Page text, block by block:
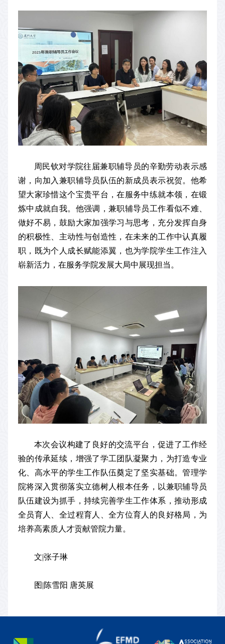
周民钦对学院往届兼职辅导员的辛勤劳动表示感
谢，向加入兼职辅导员队伍的新成员表示祝贺。他希
望大家珍惜这个宝贵平台，在服务中练就本领，在锻
炼中成就自我。他强调，兼职辅导员工作看似不难、
做好不易，鼓励大家加强学习与思考，充分发挥自身
的积极性、主动性与创造性，在未来的工作中认真履
职，既为个人成长赋能添翼，也为学院学生工作注入
崭新活力，在服务学院发展大局中展现担当。
本次会议构建了良好的交流平台，促进了工作经
验的传承延续，增强了学工团队凝聚力，为打造专业
化、高水平的学生工作队伍奠定了坚实基础。管理学
院将深入贯彻落实立德树人根本任务，以兼职辅导员
队伍建设为抓手，持续完善学生工作体系，推动形成
全员育人、全过程育人、全方位育人的良好格局，为
培养高素质人才贡献管院力量。
文|张子琳
图|陈雪阳 唐英展